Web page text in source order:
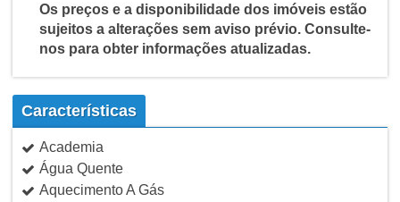
Os preços e a disponibilidade dos imóveis estão
sujeitos a alterações sem aviso prévio. Consulte-
nos para obter informações atualizadas.
Características
Academia
Água Quente
Aquecimento A Gás